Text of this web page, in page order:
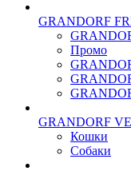
GRANDORF
Промо
GRANDORF
Кошки
Собаки